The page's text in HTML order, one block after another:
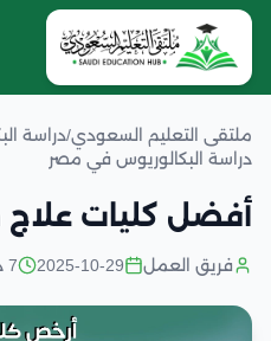
ملتقى التعليم السعودي/دراسة
دراسة البكالوريوس في مصر
أفضل كليات
فريق العمل 2025-10-29 7 دقائق قراءة